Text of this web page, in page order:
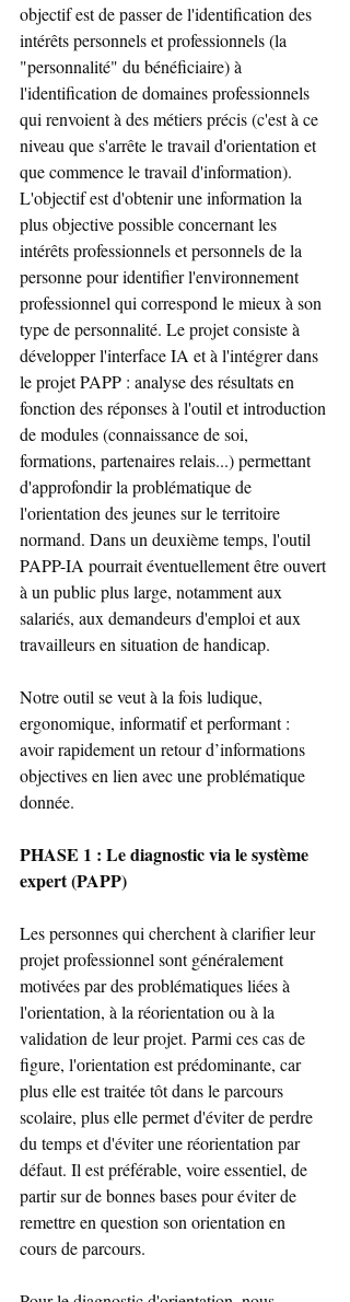
objectif est de passer de l'identification des
intérêts personnels et professionnels (la
"personnalité" du bénéficiaire) à
l'identification de domaines professionnels
qui renvoient à des métiers précis (c'est à ce
niveau que s'arrête le travail d'orientation et
que commence le travail d'information).
L'objectif est d'obtenir une information la
plus objective possible concernant les
intérêts professionnels et personnels de la
personne pour identifier l'environnement
professionnel qui correspond le mieux à son
type de personnalité. Le projet consiste à
développer l'interface IA et à l'intégrer dans
le projet PAPP : analyse des résultats en
fonction des réponses à l'outil et introduction
de modules (connaissance de soi,
formations, partenaires relais...) permettant
d'approfondir la problématique de
l'orientation des jeunes sur le territoire
normand. Dans un deuxième temps, l'outil
PAPP-IA pourrait éventuellement être ouvert
à un public plus large, notamment aux
salariés, aux demandeurs d'emploi et aux
travailleurs en situation de handicap.
Notre outil se veut à la fois ludique,
ergonomique, informatif et performant :
avoir rapidement un retour d’informations
objectives en lien avec une problématique
donnée.
PHASE 1 : Le diagnostic via le système
expert (PAPP)
Les personnes qui cherchent à clarifier leur
projet professionnel sont généralement
motivées par des problématiques liées à
l'orientation, à la réorientation ou à la
validation de leur projet. Parmi ces cas de
figure, l'orientation est prédominante, car
plus elle est traitée tôt dans le parcours
scolaire, plus elle permet d'éviter de perdre
du temps et d'éviter une réorientation par
défaut. Il est préférable, voire essentiel, de
partir sur de bonnes bases pour éviter de
remettre en question son orientation en
cours de parcours.